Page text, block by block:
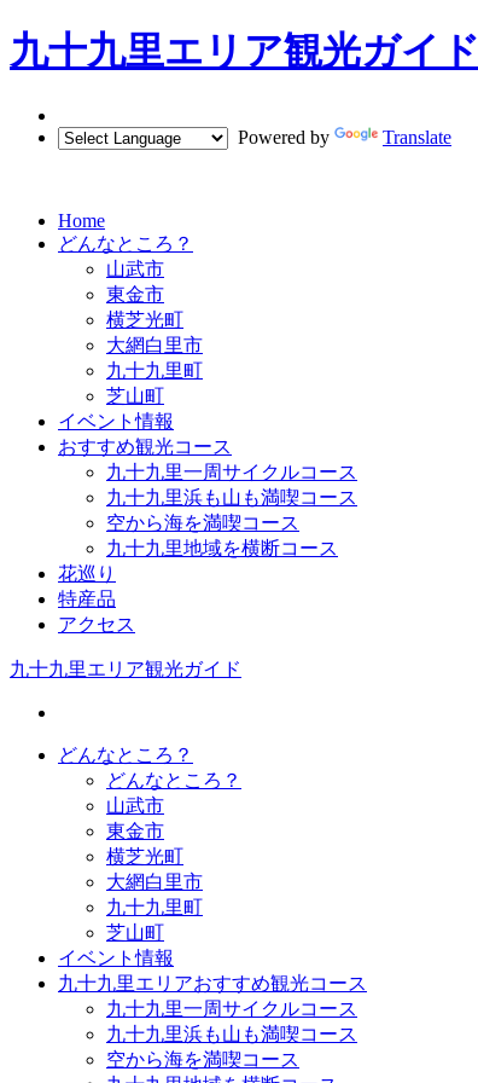
九十九里エリア観光ガイド
Powered by Translate
Home
どんなところ？
山武市
東金市
横芝光町
大網白里市
九十九里町
芝山町
イベント情報
おすすめ観光コース
九十九里一周サイクルコース
九十九里浜も山も満喫コース
空から海を満喫コース
九十九里地域を横断コース
花巡り
特産品
アクセス
九十九里エリア観光ガイド
どんなところ？
どんなところ？
山武市
東金市
横芝光町
大網白里市
九十九里町
芝山町
イベント情報
九十九里エリアおすすめ観光コース
九十九里一周サイクルコース
九十九里浜も山も満喫コース
空から海を満喫コース